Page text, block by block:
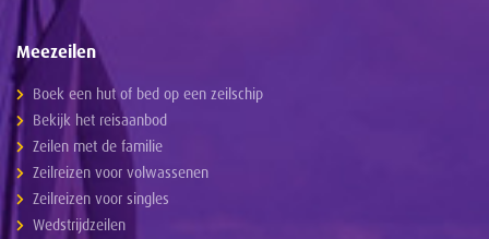
Meezeilen
Boek een hut of bed op een zeilschip
Bekijk het reisaanbod
Zeilen met de familie
Zeilreizen voor volwassenen
Zeilreizen voor singles
Wedstrijdzeilen